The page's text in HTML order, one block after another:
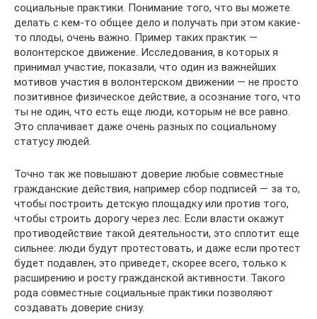
социальные практики. Понимание того, что вы можете
делать с кем-то общее дело и получать при этом какие-
то плоды, очень важно. Пример таких практик —
волонтерское движение. Исследования, в которых я
принимал участие, показали, что один из важнейших
мотивов участия в волонтерском движении — не про­с­то
позитивное физическое действие, а осознание того, что
ты не один, что есть еще люди, которым не все равно.
Это сплачивает даже очень разных по социальному
статусу людей.
Точно так же повышают доверие любые совместные
гражданские действия, например сбор подписей — за то,
чтобы построить детскую площадку или против того,
чтобы строить дорогу через лес. Если власти окажут
противодействие такой деятельности, это сплотит еще
сильнее: люди будут протестовать, и даже если протест
будет подавлен, это приведет, скорее всего, только к
расширению и росту гражданской активности. Такого
рода совместные социальные практики позволяют
создавать доверие снизу.